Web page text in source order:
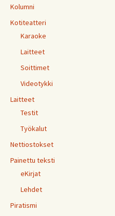
Kolumni
Kotiteatteri
Karaoke
Laitteet
Soittimet
Videotykki
Laitteet
Testit
Työkalut
Nettiostokset
Painettu teksti
eKirjat
Lehdet
Piratismi